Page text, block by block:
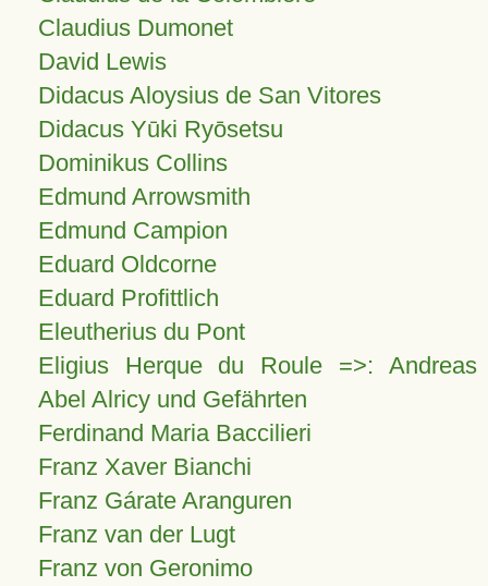
Claudius Dumonet
David Lewis
Didacus Aloysius de San Vitores
Didacus Yūki Ryōsetsu
Dominikus Collins
Edmund Arrowsmith
Edmund Campion
Eduard Oldcorne
Eduard Profittlich
Eleutherius du Pont
Eligius Herque du Roule =>: Andreas
Abel Alricy und Gefährten
Ferdinand Maria Baccilieri
Franz Xaver Bianchi
Franz Gárate Aranguren
Franz van der Lugt
Franz von Geronimo